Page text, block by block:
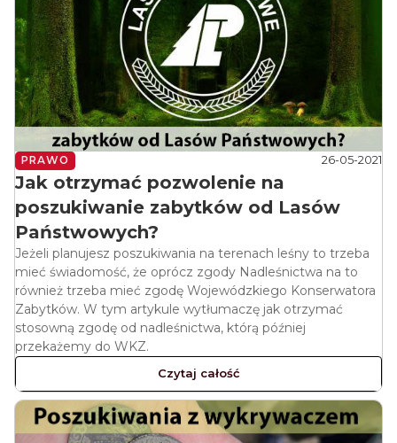
PRAWO 26-05-2021
Jak otrzymać pozwolenie na
poszukiwanie zabytków od Lasów
Państwowych?
Jeżeli planujesz poszukiwania na terenach leśny to trzeba
mieć świadomość, że oprócz zgody Nadleśnictwa na to
również trzeba mieć zgodę Wojewódzkiego Konserwatora
Zabytków. W tym artykule wytłumaczę jak otrzymać
stosowną zgodę od nadleśnictwa, którą później
przekażemy do WKZ.
Czytaj całość